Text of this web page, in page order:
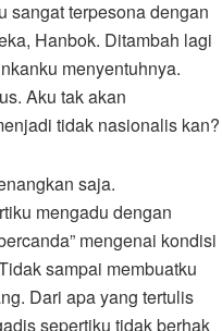
sangat terpesona dengan
Hanbok. Ditambah lagi
menyentuhnya.
Aku tak akan
tidak nasionalis kan?
saja.
mengadu dengan
mengenai kondisi
sampai membuatku
Dari apa yang tertulis
sepertiku tidak berhak